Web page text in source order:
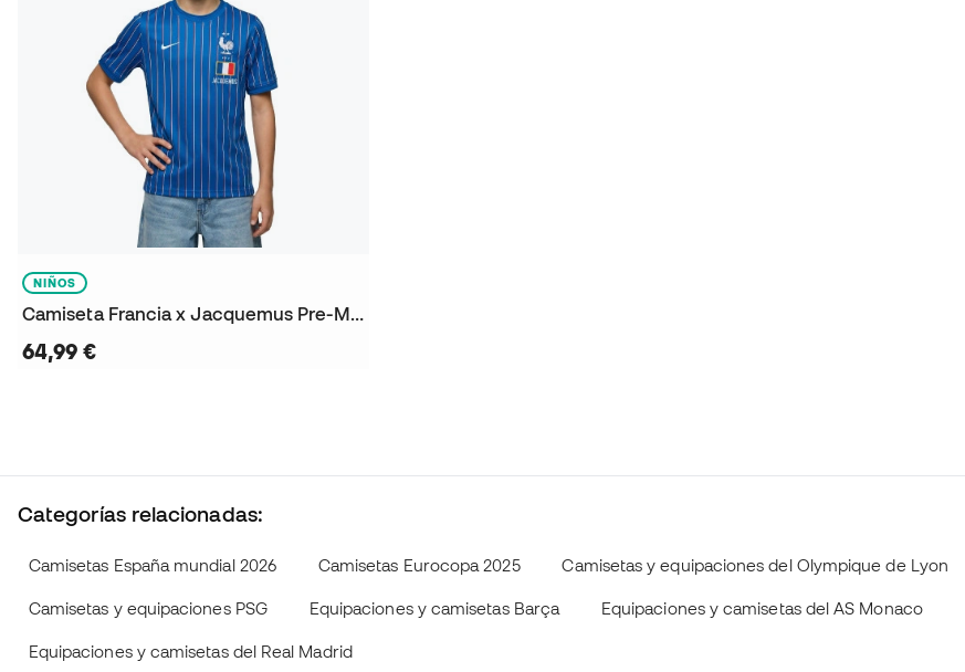
NIÑOS
Camiseta Francia x Jacquemus Pre-Match Mundial 2026 Niño
64,99 €
Categorías relacionadas:
Camisetas España mundial 2026 Camisetas Eurocopa 2025 Camisetas y equipaciones del Olympique de Lyon
Camisetas y equipaciones PSG Equipaciones y camisetas Barça Equipaciones y camisetas del AS Monaco
Equipaciones y camisetas del Real Madrid